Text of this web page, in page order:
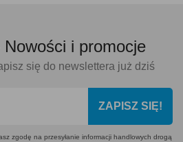
Nowości i promocje
się do newslettera już dziś
ZAPISZ SIĘ!
zgodę na przesyłanie informacji handlowych drogą